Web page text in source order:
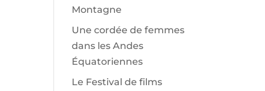
Montagne
Une cordée de femmes
dans les Andes
Équatoriennes
Le Festival de films